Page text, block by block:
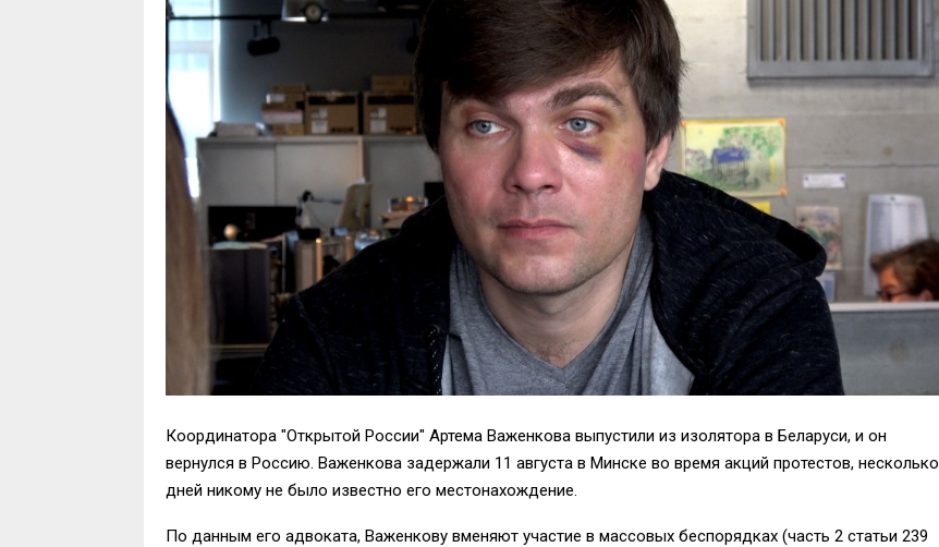
Координатора "Открытой России" Артема Важенкова выпустили из изолятора в Беларуси, и он
вернулся в Россию. Важенкова задержали 11 августа в Минске во время акций протестов, несколько
дней никому не было известно его местонахождение.
По данным его адвоката, Важенкову вменяют участие в массовых беспорядках (часть 2 статьи 239